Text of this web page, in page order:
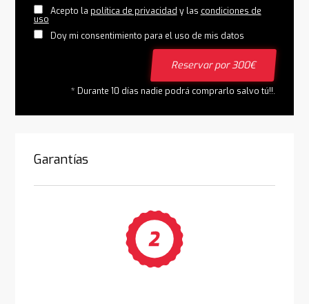
Acepto la política de privacidad y las condiciones de
uso
Doy mi consentimiento para el uso de mis datos
Reservar por 300€
* Durante 10 días nadie podrá comprarlo salvo tú!!.
Garantías